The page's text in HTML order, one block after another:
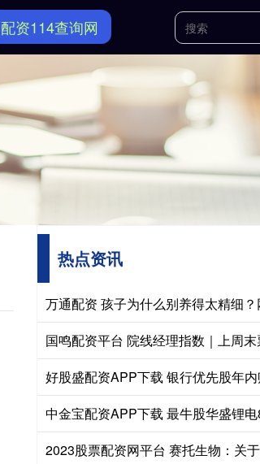
配资114查询网
热点资讯